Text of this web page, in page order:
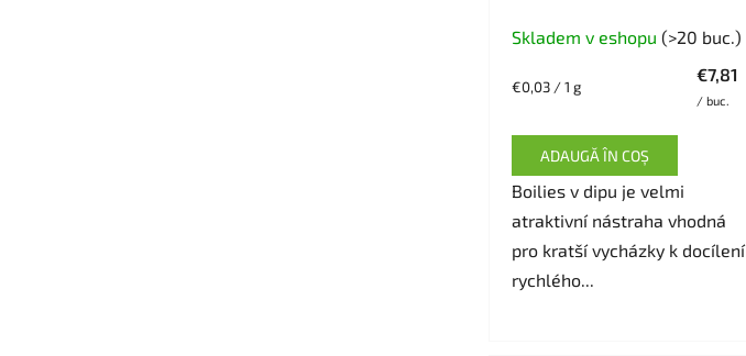
Skladem v eshopu (>20 buc.)
€7,81
/ buc.
Evaluare
€0,03 / 1 g
ADAUGĂ ÎN COŞ
Boilies v dipu je velmi
atraktivní nástraha vhodná
pro kratší vycházky k docílení
rychlého...